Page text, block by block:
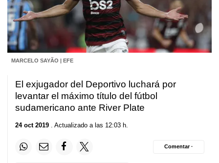
MARCELO SAYÃO | EFE
El exjugador del Deportivo luchará por
levantar el máximo título del fútbol
sudamericano ante River Plate
24 oct 2019 . Actualizado a las 12:03 h.
Comentar ·